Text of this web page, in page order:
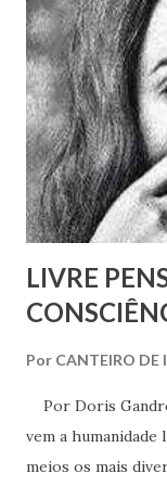
entrevista com o
mostrou insensível
pequeno folheto
impossível que
que se assinava
seu método em
e amoroso, não era
LIVRE
Por CANTEIRO DE
Por Doris
vem a
meios os mais